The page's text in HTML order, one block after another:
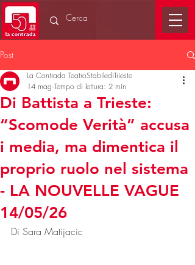
Post
Di Battista a Trieste:
“Scomode Verità” accusa
i media, ma dimentica il
proprio ruolo nel sistema
- LA NOUVELLE VAGUE
14/05/26
La Contrada TeatroStabilediTrieste
14 mag Tempo di lettura: 2 min
Di Sara Matijacic